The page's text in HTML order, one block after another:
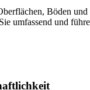
Böden
umfassend und